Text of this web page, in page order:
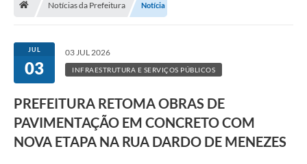
Ouvidorias
Secretarias/Centrais
COVID-19
Prefeito Municipal
Notícias da Prefeitura Notícia
JUL
03
03 JUL 2026
INFRAESTRUTURA E SERVIÇOS PÚBLICOS
PREFEITURA RETOMA OBRAS DE
PAVIMENTAÇÃO EM CONCRETO COM
NOVA ETAPA NA RUA DARDO DE MENEZES